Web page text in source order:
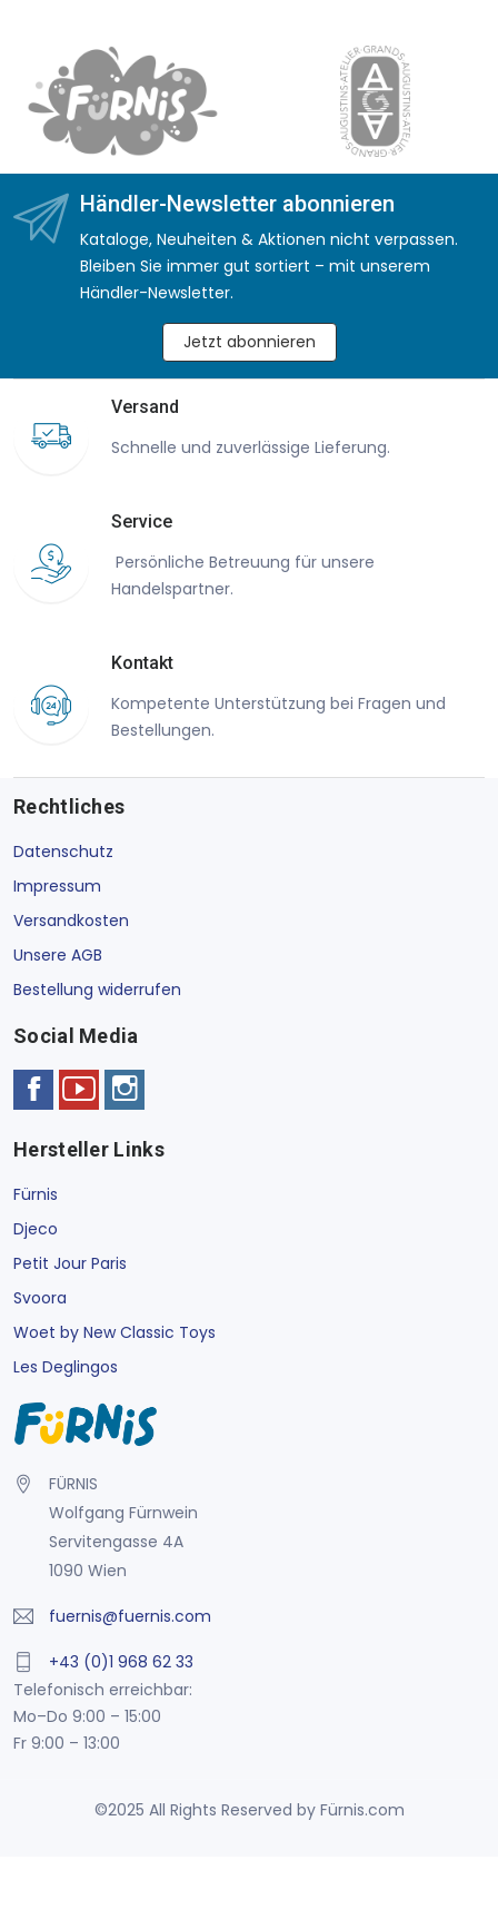
Händler-Newsletter abonnieren
Kataloge, Neuheiten & Aktionen nicht verpassen.
Bleiben Sie immer gut sortiert – mit unserem
Händler-Newsletter.
Jetzt abonnieren
Versand
Schnelle und zuverlässige Lieferung.
Service
Persönliche Betreuung für unsere
Handelspartner.
Kontakt
Kompetente Unterstützung bei Fragen und
Bestellungen.
Rechtliches
Datenschutz
Impressum
Versandkosten
Unsere AGB
Bestellung widerrufen
Social Media
Hersteller Links
Fürnis
Djeco
Petit Jour Paris
Svoora
Woet by New Classic Toys
Les Deglingos
FÜRNIS
Wolfgang Fürnwein
Servitengasse 4A
1090 Wien
fuernis@fuernis.com
+43 (0)1 968 62 33
Telefonisch erreichbar:
Mo–Do 9:00 – 15:00
Fr 9:00 – 13:00
©2025 All Rights Reserved by Fürnis.com